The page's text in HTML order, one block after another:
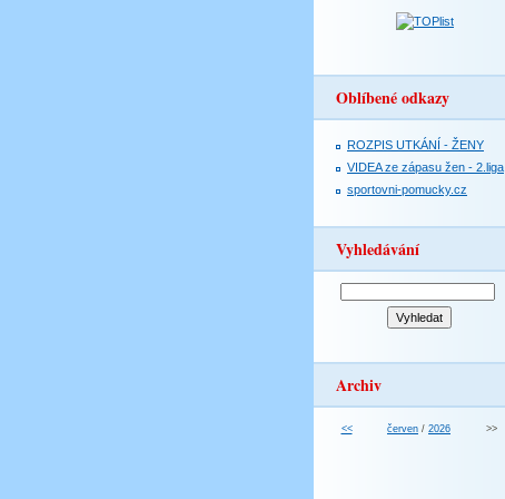
Oblíbené odkazy
ROZPIS UTKÁNÍ - ŽENY
VIDEA ze zápasu žen - 2.liga
sportovni-pomucky.cz
Vyhledávání
Archiv
<< červen / 2026 >>